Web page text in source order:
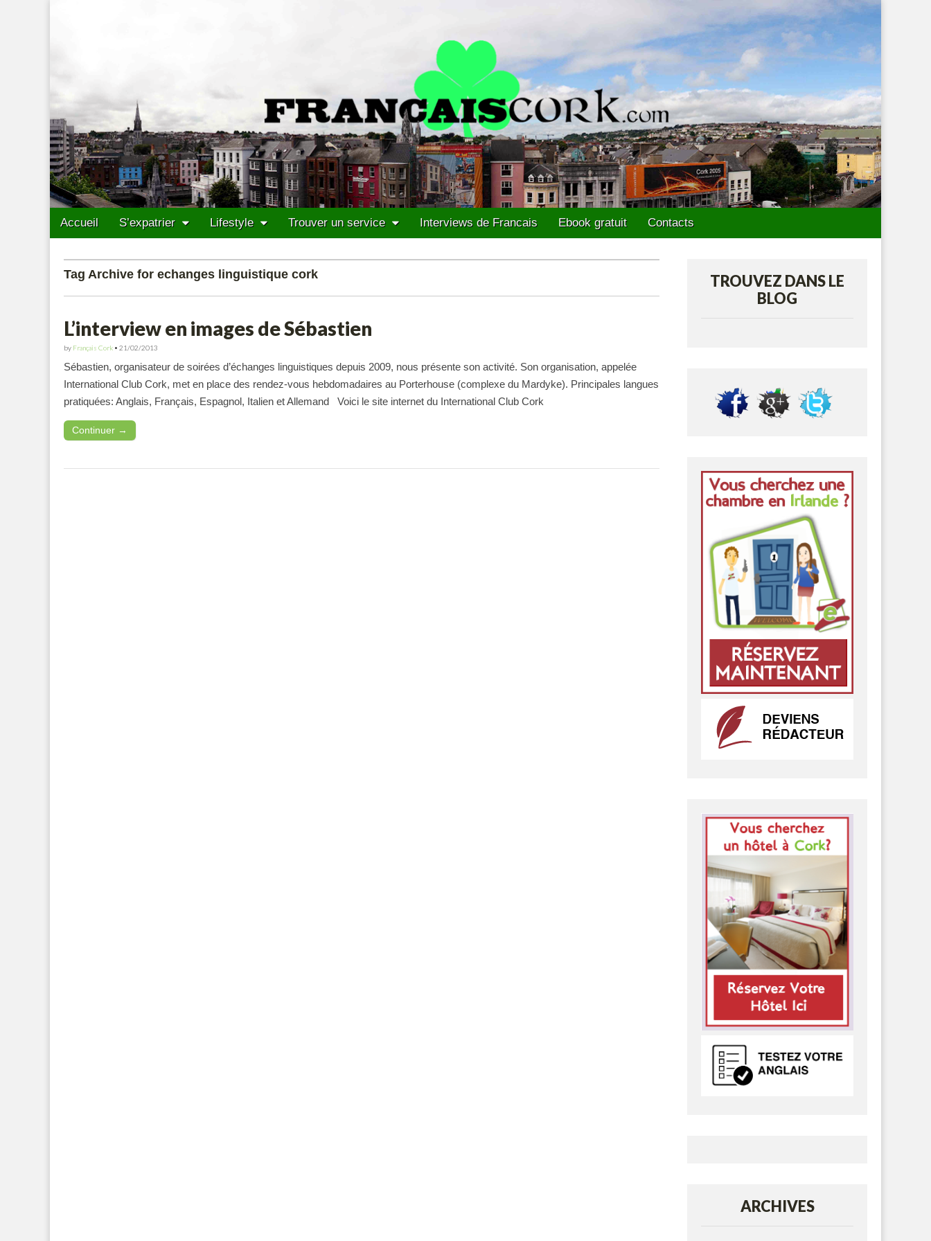
Main menu
Skip to content
Accueil S’expatrier Lifestyle Trouver un service Interviews de Francais Ebook gratuit Contacts
Tag Archive for echanges linguistique cork
L’interview en images de Sébastien
by Français Cork • 21/02/2013
Sébastien, organisateur de soirées d’échanges linguistiques depuis 2009, nous présente son activité. Son organisation, appelée
International Club Cork, met en place des rendez-vous hebdomadaires au Porterhouse (complexe du Mardyke). Principales langues
pratiquées: Anglais, Français, Espagnol, Italien et Allemand Voici le site internet du International Club Cork
Continuer →
TROUVEZ DANS LE
BLOG
ARCHIVES